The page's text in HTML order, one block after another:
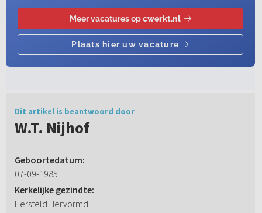
Dit artikel is beantwoord door
W.T. Nijhof
Geboortedatum:
07-09-1985
Kerkelijke gezindte:
Hersteld Hervormd